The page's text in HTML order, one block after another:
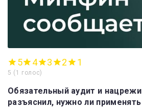
5 4 3 2 1
5 ( 1 голос)
Обязательный аудит и
разъяснил, нужно ли